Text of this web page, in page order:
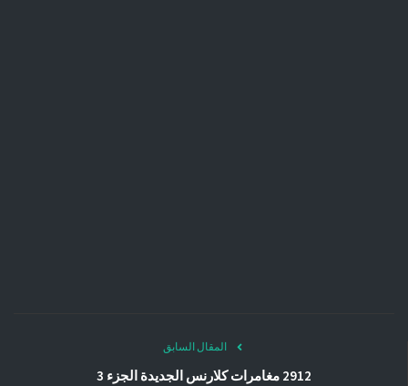
المقال السابق
2912 مغامرات كلارنس الجديدة الجزء 3